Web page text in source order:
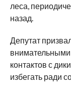
леса,
назад.
Депутат
внимательными
контактов с
избегать ради